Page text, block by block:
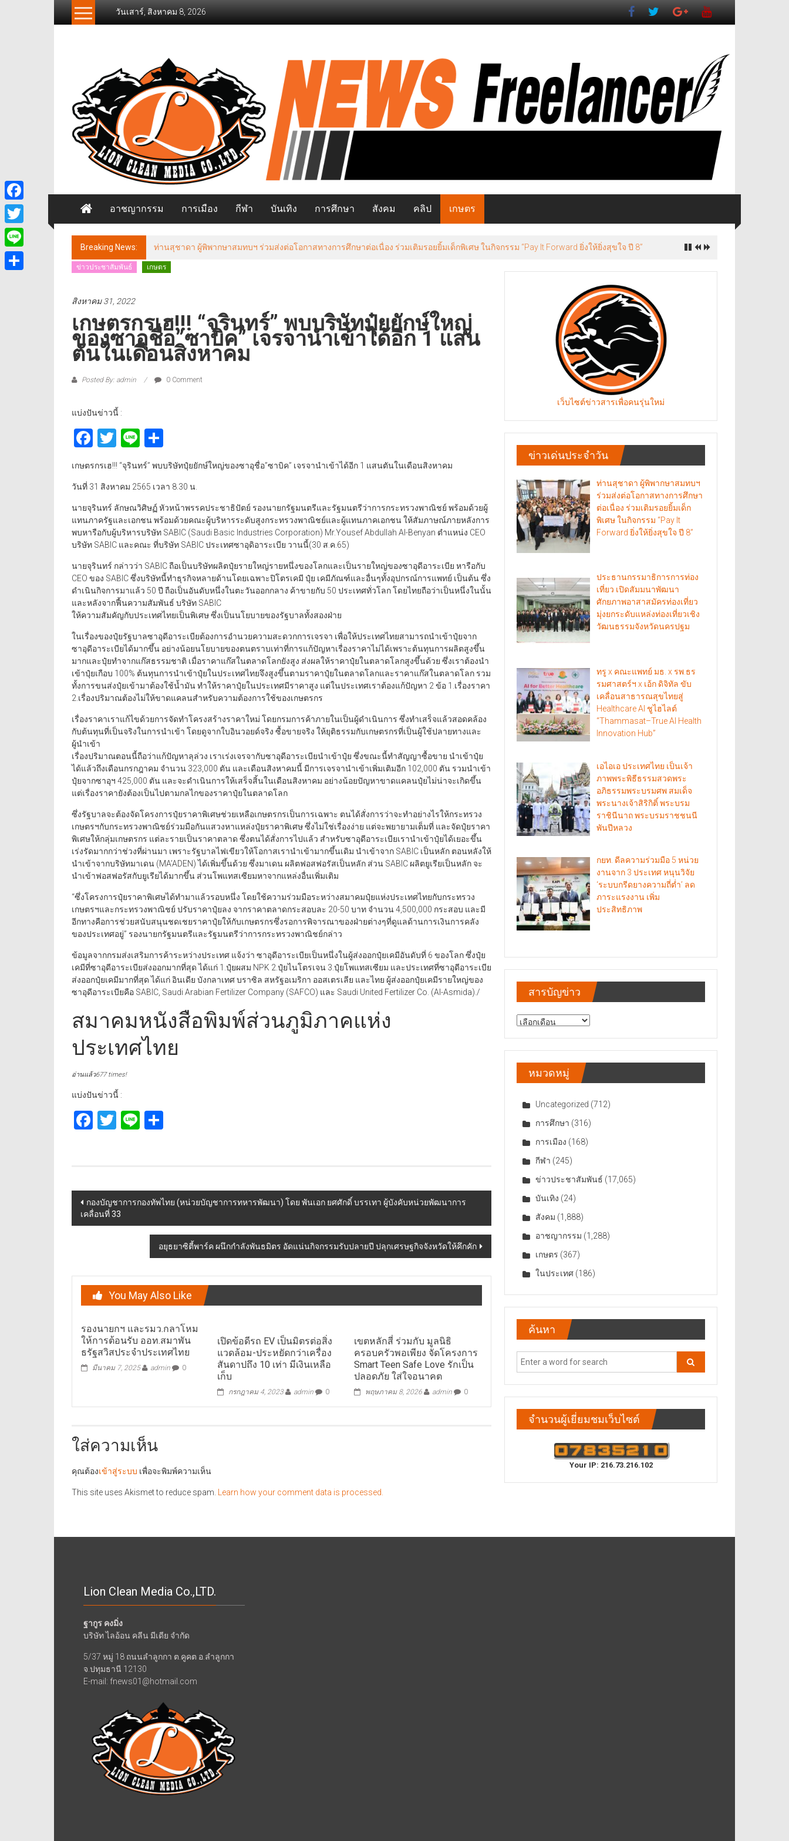
วันเสาร์, สิงหาคม 8, 2026
Freelancer
วส์
ฟรี
แลน
เซอร์
อาชญากรรม การเมือง กีฬา บันเทิง การศึกษา สังคม คลิป เกษตร
Breaking News: ท่านสุชาดา ผู้พิพากษาสมทบฯ ร่วมส่งต่อโอกาสทางการศึกษาต่อเนื่อง ร่วมเติมรอยยิ้มเด็กพิเศษ ในกิจกรรม “Pay It Forward ยิ่งให้ยิ่งสุขใจ ปี 8”
ข่าวประชาสัมพันธ์ เกษตร
สิงหาคม 31, 2022
เกษตรกรเฮ!!! “จุรินทร์” พบบริษัทปุ๋ยยักษ์ใหญ่
ของซาอุชื่อ”ซาบิค” เจรจานำเข้าได้อีก 1 แสน
ตันในเดือนสิงหาคม
Posted By: admin 0 Comment
แบ่งปันข่าวนี้ :
Facebook
Twitter
Line
เกษตรกรเฮ!!! “จุรินทร์” พบบริษัทปุ๋ยยักษ์ใหญ่ของซาอุชื่อ”ซาบิค” เจรจานำเข้าได้อีก 1 แสนตันในเดือนสิงหาคม
วันที่ 31 สิงหาคม 2565 เวลา 8.30 น.
นายจุรินทร์ ลักษณวิศิษฏ์ หัวหน้าพรรคประชาธิปัตย์ รองนายกรัฐมนตรีและรัฐมนตรีว่าการกระทรวงพาณิชย์ พร้อมด้วยผู้
แทนภาครัฐและเอกชน พร้อมด้วยคณะผู้บริหารระดับสูงกระทรวงพาณิชย์และผู้แทนภาคเอกชน ให้สัมภาษณ์ภายหลังการ
พบหารือกับผู้บริหารบริษัท SABIC (Saudi Basic Industries Corporation) Mr.Yousef Abdullah Al-Benyan ตำแหน่ง CEO
บริษัท SABIC และคณะ ที่บริษัท SABIC ประเทศซาอุดิอาระเบีย วานนี้(30 ส.ค.65)
นายจุรินทร์ กล่าวว่า SABIC ถือเป็นบริษัทผลิตปุ๋ยรายใหญ่รายหนึ่งของโลกและเป็นรายใหญ่ของซาอุดีอาระเบีย หารือกับ
CEO ของ SABIC ซึ่งบริษัทนี้ทำธุรกิจหลายด้านโดยเฉพาะปิโตรเคมี ปุ๋ย เคมีภัณฑ์และอื่นๆทั้งอุปกรณ์การแพทย์ เป็นต้น ซึ่ง
ดำเนินกิจการมาแล้ว 50 ปี ถือเป็นอันดับหนึ่งในตะวันออกกลาง ค้าขายกับ 50 ประเทศทั่วโลก โดยไทยถือว่าเป็นหนึ่งในนั้น
และหลังจากฟื้นความสัมพันธ์ บริษัท SABIC
ให้ความสัมคัญกับประเทศไทยเป็นพิเศษ ซึ่งเป็นนโยบายของรัฐบาลทั้งสองฝ่าย
ในเรื่องของปุ๋ยรัฐบาลซาอุดีอาระเบียต้องการอำนวยความสะดวกการเจรจา เพื่อให้ประเทศไทยสามารถนำเข้าปุ๋ยจาก
ซาอุดีอาระเบียได้มากขึ้น อย่างน้อยนโยบายของตนตราบเท่าที่การแก้ปัญหาเรื่องราคาไม่ได้เพราะต้นทุนการผลิตสูงขึ้น
มากและปุ๋ยทำจากแก๊สธรรมชาติ เมื่อราคาแก๊สในตลาดโลกยังสูง ส่งผลให้ราคาปุ๋ยในตลาดโลกสูงขึ้นด้วย ซึ่งเราต้องนำ
เข้าปุ๋ยเกือบ 100% ต้นทุนการนำเข้าปุ๋ยในประเทศไทยจึงสูงขึ้นตามราคาปุ๋ยในตลาดโลกและราคาแก๊สในตลาดโลก รวม
ทั้งการขนส่งปุ๋ยเข้ามาต้องใช้น้ำมัน ทำให้ราคาปุ๋ยในประเทศมีราคาสูง แต่ในประเทศเราต้องแก้ปัญหา 2 ข้อ 1.เรื่องราคา
2.เรื่องปริมาณต้องไม่ให้ขาดแคลนสำหรับความต้องการใช้ของเกษตรกร
เรื่องราคาเราแก้ไขด้วยการจัดทำโครงสร้างราคาใหม่ โดยกรมการค้าภายในเป็นผู้ดำเนินการ ซึ่งทำเสร็จแล้วสอดคล้อง
กับต้นทุนที่เป็นจริงในการนำเข้า โดยดูจากใบอินวอยด์จริง ซื้อขายจริง ให้ยุติธรรมกับเกษตรกรที่เป็นผู้ใช้ปลายทางและ
ผู้นำเข้า
เรื่องปริมาณตอนนี้ถือว่าแก้ปัญหาลุล่วง เราเร่งเจรจากับซาอุดีอาระเบียนำเข้าปุ๋ย ซึ่งขณะนี้ทำสัญญาซื้อขาย นำเข้าปุ๋ย
ได้แล้วถึงเดือนกรกฎาคม จำนวน 323,000 ตัน และเดือนสิงหาคมนี้ มีการเจรจานำเข้าเพิ่มเติมอีก 102,000 ตัน รวมนำเข้า
ปุ๋ยจากซาอุฯ 425,000 ตัน และจะดำเนินการให้เสร็จสิ้นในเดือนสิงหาคม อย่างน้อยปัญหาขาดแคลนปุ๋ยไม่น่าจะเกิดขึ้น
แต่เรื่องราคายังต้องเป็นไปตามกลไกของราคาปุ๋ยในตลาดโลก
ซึ่งรัฐบาลจะต้องจัดโครงการปุ๋ยราคาพิเศษช่วยเหลือเกษตรกรเป็นการเฉพาะ ตนได้สั่งการว่าจะทำอย่างไรให้กระทรวง
เกษตรฯกับกระทรวงพาณิชย์ร่วมมือกันแสวงหาแหล่งปุ๋ยราคาพิเศษ ซึ่งไม่ใช่เรื่องง่าย แต่จะพยายามเต็มที่ และจัดปุ๋ยราคา
พิเศษให้กลุ่มเกษตรกร แต่ละรายเป็นราคาตลาด ซึ่งตนได้สั่งการไปแล้ว สำหรับซาอุดีอาระเบียเรานำเข้าปุ๋ยได้เยอะขึ้น
เร่งรัดมากกว่าช่วงที่ผ่านมา เพราะรัฐบาลไฟเขียวให้โอกาสเรานำเข้ามากขึ้นเดิม นำเข้าจาก SABIC เป็นหลัก ตอนหลังให้
นำเข้าจากบริษัทมาเดน (MA’ADEN) ได้เพิ่มขึ้นด้วย ซึ่งมาเดน ผลิตฟอสฟอรัสเป็นหลัก ส่วน SABIC ผลิตยูเรียเป็นหลัก จะ
นำเข้าฟอสฟอรัสกับยูเรียได้มากขึ้น ส่วนโพแทสเซียมหาจากแหล่งอื่นเพิ่มเติม
“ซึ่งโครงการปุ๋ยราคาพิเศษได้ทำมาแล้วรอบหนึ่ง โดยใช้ความร่วมมือระหว่างสมาคมปุ๋ยแห่งประเทศไทยกับกระทรวง
เกษตรฯและกระทรวงพาณิชย์ ปรับราคาปุ๋ยลง จากราคาตลาดกระสอบละ 20-50 บาท จำนวน 4,500,000 กระสอบ และมี
อีกทางคือการช่วยสนับสนุนชดเชยราคาปุ๋ยให้กับเกษตรกรซึ่งรอการพิจารณาของฝ่ายต่างๆที่ดูแลด้านการเงินการคลัง
ของประเทศอยู่” รองนายกรัฐมนตรีและรัฐมนตรีว่าการกระทรวงพาณิชย์กล่าว
ข้อมูลจากกรมส่งเสริมการค้าระหว่างประเทศ แจ้งว่า ซาอุดีอาระเบียเป็นหนึ่งในผู้ส่งออกปุ๋ยเคมีอันดับที่ 6 ของโลก ซึ่งปุ๋ย
เคมีที่ซาอุดีอาระเบียส่งออกมากที่สุด ได้แก่ 1.ปุ๋ยผสม NPK 2.ปุ๋ยไนโตรเจน 3.ปุ๋ยโพแทสเซียม และประเทศที่ซาอุดีอาระเบีย
ส่งออกปุ๋ยเคมีมากที่สุด ได้แก่ อินเดีย บังกลาเทศ บราซิล สหรัฐอเมริกา ออสเตรเลีย และไทย ผู้ส่งออกปุ๋ยเคมีรายใหญ่ของ
ซาอุดีอาระเบียคือ SABIC, Saudi Arabian Fertilizer Company (SAFCO) และ Saudi United Fertilizer Co. (Al-Asmida)./
สมาคมหนังสือพิมพ์ส่วนภูมิภาคแห่ง
ประเทศไทย
อ่านแล้ว677 times!
แบ่งปันข่าวนี้ :
Facebook
Twitter
Line
Post
navigation
กองบัญชาการกองทัพไทย (หน่วยบัญชาการทหารพัฒนา) โดย พันเอก ยศศักดิ์ บรรเทา ผู้บังคับหน่วยพัฒนาการ
เคลื่อนที่ 33
อยุธยาซิตี้พาร์ค ผนึกกำลังพันธมิตร อัดแน่นกิจกรรมรับปลายปี ปลุกเศรษฐกิจจังหวัดให้คึกคัก
You May Also Like
รองนายกฯ และรมว.กลาโหม
ให้การต้อนรับ ออท.สมาพัน
ธรัฐสวิสประจำประเทศไทย
มีนาคม 7, 2025 admin 0
เปิดข้อดีรถ EV เป็นมิตรต่อสิ่ง
แวดล้อม-ประหยัดกว่าเครื่อง
สันดาปถึง 10 เท่า มีเงินเหลือ
เก็บ
กรกฎาคม 4, 2023 admin 0
เขตหลักสี่ ร่วมกับ มูลนิธิ
ครอบครัวพอเพียง จัดโครงการ
Smart Teen Safe Love รักเป็น
ปลอดภัย ใส่ใจอนาคต
พฤษภาคม 8, 2026 admin 0
ใส่ความเห็น
คุณต้องเข้าสู่ระบบ เพื่อจะพิมพ์ความเห็น
This site uses Akismet to reduce spam. Learn how your comment data is processed.
เว็บไซต์ข่าวสารเพื่อคนรุ่นใหม่
ข่าวเด่นประจำวัน
ท่านสุชาดา ผู้พิพากษาสมทบฯ
ร่วมส่งต่อโอกาสทางการศึกษา
ต่อเนื่อง ร่วมเติมรอยยิ้มเด็ก
พิเศษ ในกิจกรรม “Pay It
Forward ยิ่งให้ยิ่งสุขใจ ปี 8”
ประธานกรรมาธิการการท่อง
เที่ยว เปิดสัมมนาพัฒนา
ศักยภาพอาสาสมัครท่องเที่ยว
มุ่งยกระดับแหล่งท่องเที่ยวเชิง
วัฒนธรรมจังหวัดนครปฐม
ทรู x คณะแพทย์ มธ. x รพ.ธร
รมศาสตร์ฯ x เอ้ก ดิจิทัล ขับ
เคลื่อนสาธารณสุขไทยสู่
Healthcare AI ชูไฮไลต์
“Thammasat–True AI Health
Innovation Hub”
เอไอเอ ประเทศไทย เป็นเจ้า
ภาพพระพิธีธรรมสวดพระ
อภิธรรมพระบรมศพ สมเด็จ
พระนางเจ้าสิริกิติ์ พระบรม
ราชินีนาถ พระบรมราชชนนี
พันปีหลวง
กยท. ดีลความร่วมมือ 5 หน่วย
งานจาก 3 ประเทศ หนุนวิจัย
‘ระบบกรีดยางความถี่ต่ำ’ ลด
ภาระแรงงาน เพิ่ม
ประสิทธิภาพ
สารบัญข่าว
สารบัญ
หมวดหมู่
Uncategorized (712)
การศึกษา (316)
การเมือง (168)
กีฬา (245)
ข่าวประชาสัมพันธ์ (17,065)
บันเทิง (24)
สังคม (1,888)
อาชญากรรม (1,288)
เกษตร (367)
ในประเทศ (186)
ค้นหา
จำนวนผู้เยี่ยมชมเว็บไซต์
Your IP: 216.73.216.102
Lion Clean Media Co.,LTD.
ฐากูร คงมิ่ง
บริษัท ไลอ้อน คลีน มีเดีย จำกัด
5/37 หมู่ 18 ถนนลำลูกกา ต.คูคต อ.ลำลูกกา
จ.ปทุมธานี 12130
E-mail: fnews01@hotmail.com
Facebook
Twitter
Line